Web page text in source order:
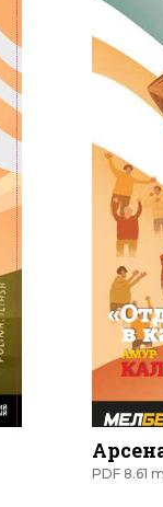
PDF 8.61